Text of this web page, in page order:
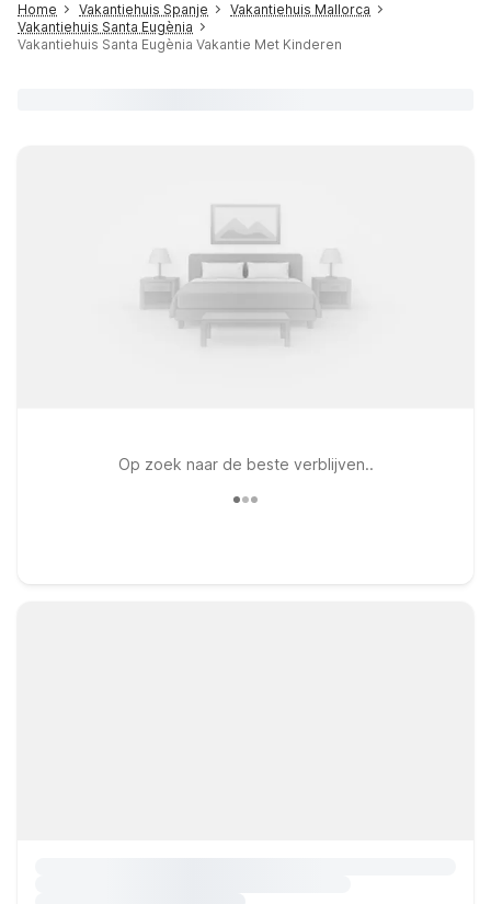
Home Vakantiehuis Spanje
Vakantiehuis Mallorca
Vakantiehuis Santa Eugènia
Vakantiehuis Santa Eugènia Vakantie Met Kinderen
Op zoek naar de beste verblijven..